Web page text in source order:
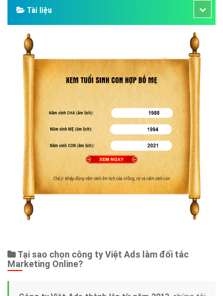
Google
Bảng giá
Web Store
Dịch vụ liên quan
Other Ads
Quảng Cáo Google
App